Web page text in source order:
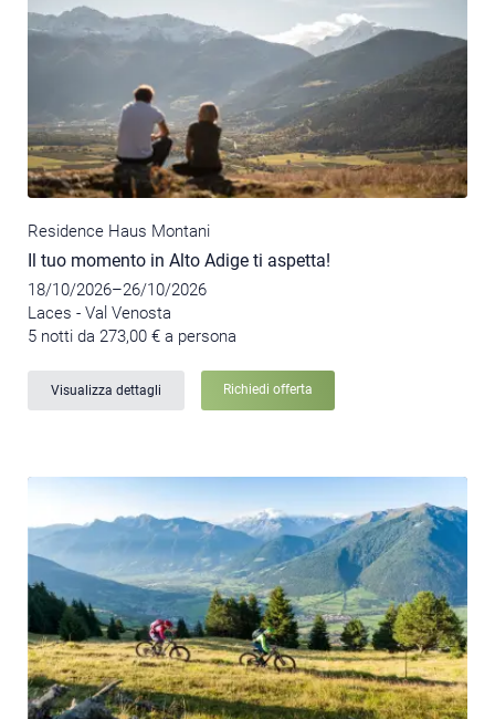
Residence Haus Montani
Il tuo momento in Alto Adige ti aspetta!
18/10/2026–26/10/2026
Laces - Val Venosta
5 notti da 273,00 € a persona
Visualizza dettagli Richiedi offerta